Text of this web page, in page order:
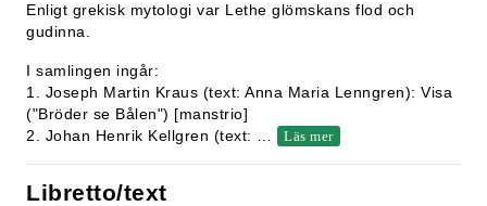
Enligt grekisk mytologi var Lethe glömskans flod och
gudinna.
I samlingen ingår:
1. Joseph Martin Kraus (text: Anna Maria Lenngren): Visa
("Bröder se Bålen") [manstrio]
2. Johan Henrik Kellgren (text:
Läs mer
Libretto/text